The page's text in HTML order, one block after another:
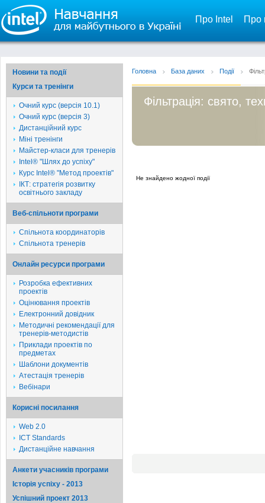
Про Intel Про
Новини та події
Курси та тренінги
Очний курс (версія 10.1)
Очний курс (версія 3)
Дистанційний курс
Міні тренінги
Майстер-класи для тренерів
Intel® "Шлях до успіху"
Курс Intel® "Метод проектів"
ІКТ: стратегія розвитку
освітнього закладу
Веб-спільноти програми
Спільнота координаторів
Спільнота тренерів
Онлайн ресурси програми
Розробка ефективних
проектів
Оцінювання проектів
Електронний довідник
Методичні рекомендації для
тренерів-методистів
Приклади проектів по
предметах
Шаблони документів
Атестація тренерів
Вебінари
Корисні посилання
Web 2.0
ICT Standards
Дистанційне навчання
Анкети учасників програми
Історія успіху - 2013
Успішний проект 2013
Головна База даних Події
Фільтрація: свято,
Не знайдено жодної події